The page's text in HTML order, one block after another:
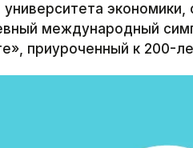
университета
международный
приуроченный к 200-